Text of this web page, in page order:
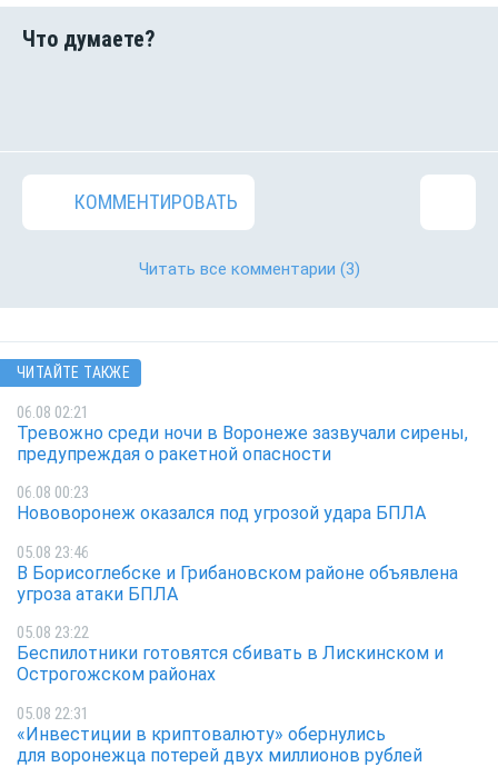
КОММЕНТИРОВАТЬ
Читать все комментарии (3)
ЧИТАЙТЕ ТАКЖЕ
06.08 02:21
Тревожно среди ночи в Воронеже зазвучали сирены,
предупреждая о ракетной опасности
06.08 00:23
Нововоронеж оказался под угрозой удара БПЛА
05.08 23:46
В Борисоглебске и Грибановском районе объявлена
угроза атаки БПЛА
05.08 23:22
Беспилотники готовятся сбивать в Лискинском и
Острогожском районах
05.08 22:31
«Инвестиции в криптовалюту» обернулись
для воронежца потерей двух миллионов рублей